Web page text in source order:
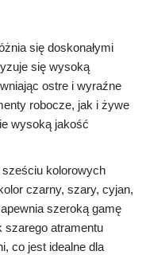
się doskonałymi
się wysoką
ostre i wyraźne
robocze, jak i żywe
wysoką jakość
kolorowych
czarny, szary, cyjan,
szeroką gamę
szarego atramentu
co jest idealne dla